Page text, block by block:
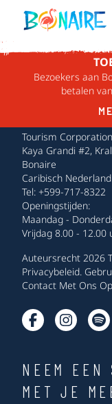
DOORGAAN NAAR
Bezoekers aan
betalen
Tourism
Kaya Grandi #2,
Bonaire
Caribisch Nederland
Tel: +599-717-8322
Openingstijden:
Maandag -
Vrijdag 8.00 - 12.00
Auteursrecht 2026
Privacybeleid.
Contact Met Ons Op
NEEM EEN
MET JE